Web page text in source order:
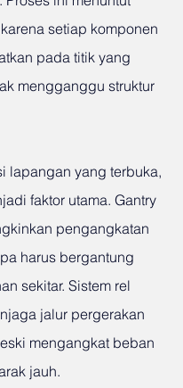
setiap komponen
pada titik yang
mengganggu struktur
lapangan yang terbuka,
faktor utama. Gantry
pengangkatan
harus bergantung
sekitar. Sistem rel
jalur pergerakan
mengangkat beban
jauh.